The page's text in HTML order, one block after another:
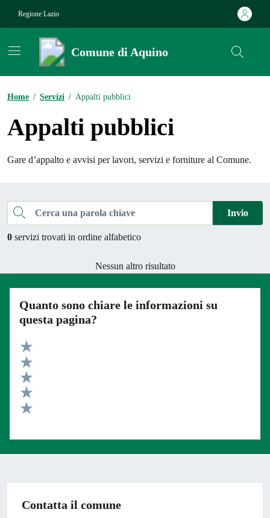
Regione Lazio
Comune di Aquino
Home / Servizi / Appalti pubblici
Appalti pubblici
Gare d’appalto e avvisi per lavori, servizi e forniture al Comune.
Cerca una parola chiave Invio
0 servizi trovati in ordine alfabetico
Nessun altro risultato
Quanto sono chiare le informazioni su
questa pagina?
Valuta 5 stelle su 5
Valuta 4 stelle su 5
Valuta 3 stelle su 5
Valuta 2 stelle su 5
Contatta il comune